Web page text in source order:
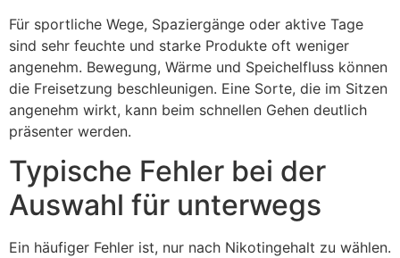
Für sportliche Wege, Spaziergänge oder aktive Tage
sind sehr feuchte und starke Produkte oft weniger
angenehm. Bewegung, Wärme und Speichelfluss können
die Freisetzung beschleunigen. Eine Sorte, die im Sitzen
angenehm wirkt, kann beim schnellen Gehen deutlich
präsenter werden.
Typische Fehler bei der
Auswahl für unterwegs
Ein häufiger Fehler ist, nur nach Nikotingehalt zu wählen.